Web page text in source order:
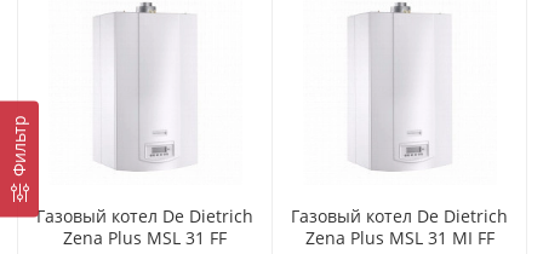
Фильтр
Газовый котел De Dietrich
Zena Plus MSL 31 FF
Газовый котел De Dietrich
Zena Plus MSL 31 MI FF